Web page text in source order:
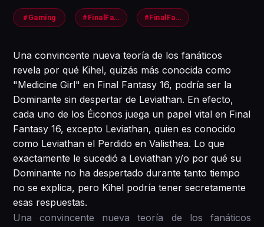
#Gaming #FinalFantasy #FinalFantasy16
Una convincente nueva teoría de los fanáticos
revela por qué Kihel, quizás más conocida como
"Medicine Girl" en Final Fantasy 16, podría ser la
Dominante sin despertar de Leviathan. En efecto,
cada uno de los Éiconos juega un papel vital en Final
Fantasy 16, excepto Leviathan, quien es conocido
como Leviathan el Perdido en Valisthea. Lo que
exactamente le sucedió a Leviathan y/o por qué su
Dominante no ha despertado durante tanto tiempo
no se explica, pero Kihel podría tener secretamente
esas respuestas.
Una convincente nueva teoría de los fanáticos